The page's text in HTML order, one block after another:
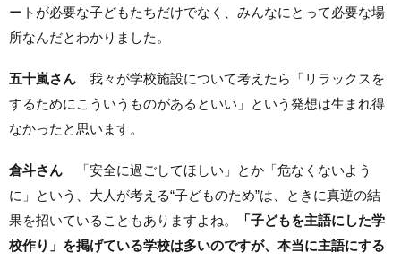
ートが必要な子どもたちだけでなく、みんなにとって必要な場
所なんだとわかりました。
五十嵐さん 我々が学校施設について考えたら「リラックスを
するためにこういうものがあるといい」という発想は生まれ得
なかったと思います。
倉斗さん 「安全に過ごしてほしい」とか「危なくないよう
に」という、大人が考える“子どものため”は、ときに真逆の結
果を招いていることもありますよね。
「子どもを主語にした学
校作り」を掲げている学校は多いのですが、本当に主語にする